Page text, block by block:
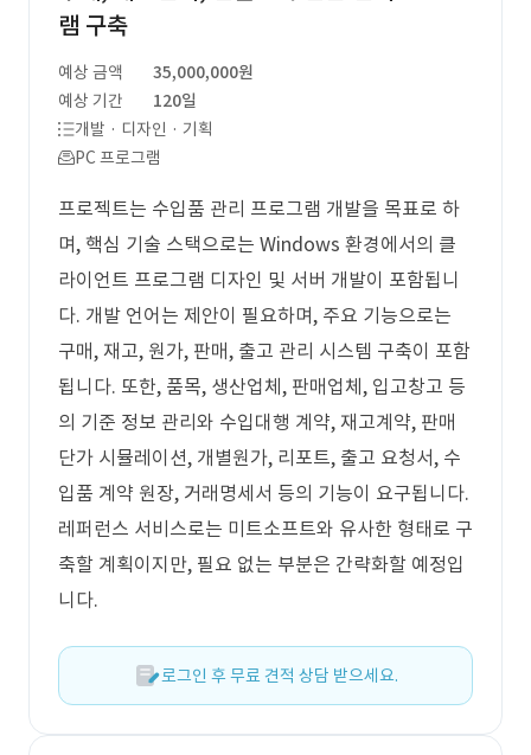
램 구축
예상 금액
35,000,000원
예상 기간
120일
개발 · 디자인 · 기획
PC 프로그램
프로젝트는 수입품 관리 프로그램 개발을 목표로 하
며, 핵심 기술 스택으로는 Windows 환경에서의 클
라이언트 프로그램 디자인 및 서버 개발이 포함됩니
다. 개발 언어는 제안이 필요하며, 주요 기능으로는
구매, 재고, 원가, 판매, 출고 관리 시스템 구축이 포함
됩니다. 또한, 품목, 생산업체, 판매업체, 입고창고 등
의 기준 정보 관리와 수입대행 계약, 재고계약, 판매
단가 시뮬레이션, 개별원가, 리포트, 출고 요청서, 수
입품 계약 원장, 거래명세서 등의 기능이 요구됩니다.
레퍼런스 서비스로는 미트소프트와 유사한 형태로 구
축할 계획이지만, 필요 없는 부분은 간략화할 예정입
니다.
로그인 후 무료 견적 상담 받으세요.